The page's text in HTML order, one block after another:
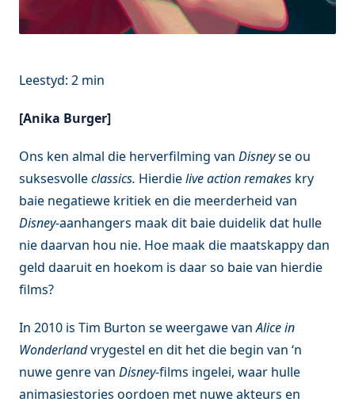
[Anika Burger]
Ons ken almal die herverfilming van Disneyse ou
suksesvolleclassics. Hierdielive action remakes kry
baie negatiewe kritiek en die meerderheid van
Disney-aanhangers maak dit baie duidelik dat hulle
nie daarvan hou nie. Hoe maak die maatskappy dan
geld daaruit en hoekom is daar so baie van hierdie
films?
In 2010 is Tim Burton se weergawe vanAlice in
Wonderlandvrygestel en dit het die begin van ‘n
nuwe genre van Disney-films ingelei, waar hulle
animasiestories oordoen met nuwe akteurs en